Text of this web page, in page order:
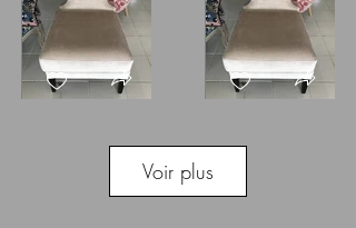
PouleMM.jpg
Voir plus